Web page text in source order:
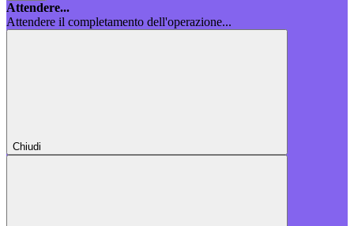
Attendere...
Attendere il completamento dell'operazione...
Chiudi